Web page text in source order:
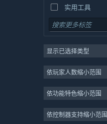
实用工具
免费开玩
大型多人在线
独立
休闲
模拟
显示已选择类型
依玩家人数缩小范围
依功能特色缩小范围
依控制器支持缩小范围